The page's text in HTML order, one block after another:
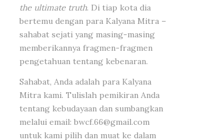
the ultimate truth. Di tiap kota dia
bertemu dengan para Kalyana Mitra –
sahabat sejati yang masing-masing
memberikannya fragmen-fragmen
pengetahuan tentang kebenaran.
Sahabat, Anda adalah para Kalyana
Mitra kami. Tulislah pemikiran Anda
tentang kebudayaan dan sumbangkan
melalui email: bwcf.66@gmail.com
untuk kami pilih dan muat ke dalam